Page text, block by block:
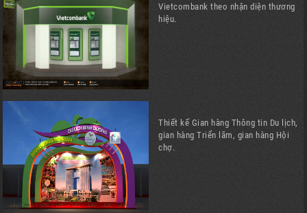
Vietcombank theo nhận diện thương
hiệu.
Thiết kế Gian hàng Thông tin Du lịch,
gian hàng Triển lãm, gian hàng Hội
chợ.